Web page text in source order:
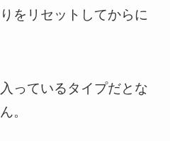
をリセットしてからに
っているタイプだとな
。